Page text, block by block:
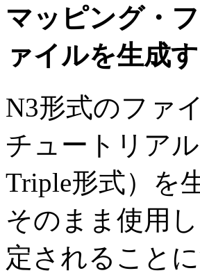
マッピング・
ァイルを生成
N3形式のファ
チュートリア
Triple形式）を
そのまま使用
定されること